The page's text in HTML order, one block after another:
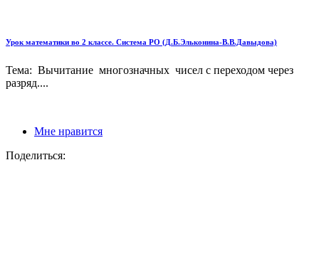
Урок математики во 2 классе. Система РО (Д.Б.Эльконина-В.В.Давыдова)
Тема: Вычитание многозначных чисел с переходом через
разряд....
Мне нравится
Поделиться: